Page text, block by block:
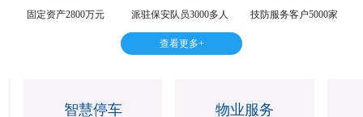
固定资产2800万元 派驻保安队员3000多人 技防服务客户5000家
查看更多+
智慧停车 物业服务